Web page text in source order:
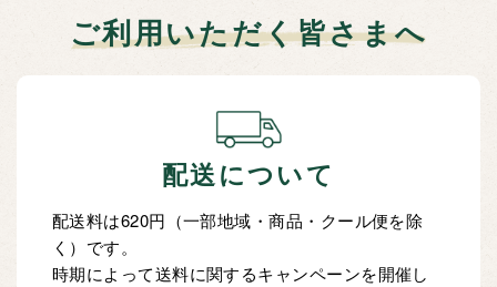
ご利用いただく皆さまへ
配送について
配送料は620円（一部地域・商品・クール便を除
く）です。
時期によって送料に関するキャンペーンを開催し